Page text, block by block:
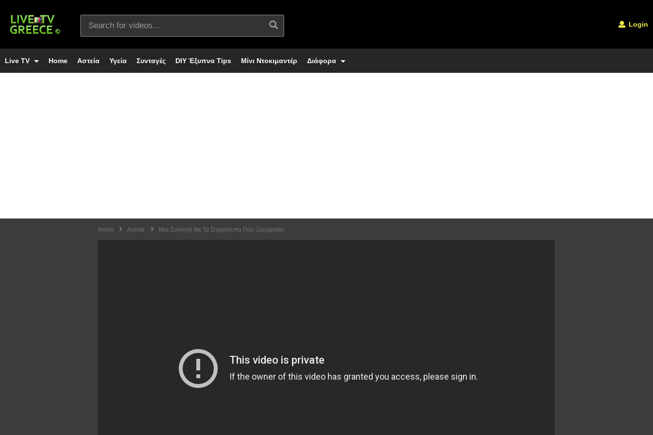
Login
Live TV Home Αστεία Υγεία Συνταγές DIY Έξυπνα Tips Μίνι Ντοκιμαντέρ Διάφορα
Home Αστεία Μια Συλλογή Με Τα Στιγμιότυπα Που Ξεχώρισαν